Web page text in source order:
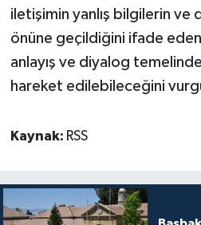
iletişimin yanlış bilgilerin ve
önüne geçildiğini ifade eden
anlayış ve diyalog
hareket edilebileceğini
Kaynak: RSS